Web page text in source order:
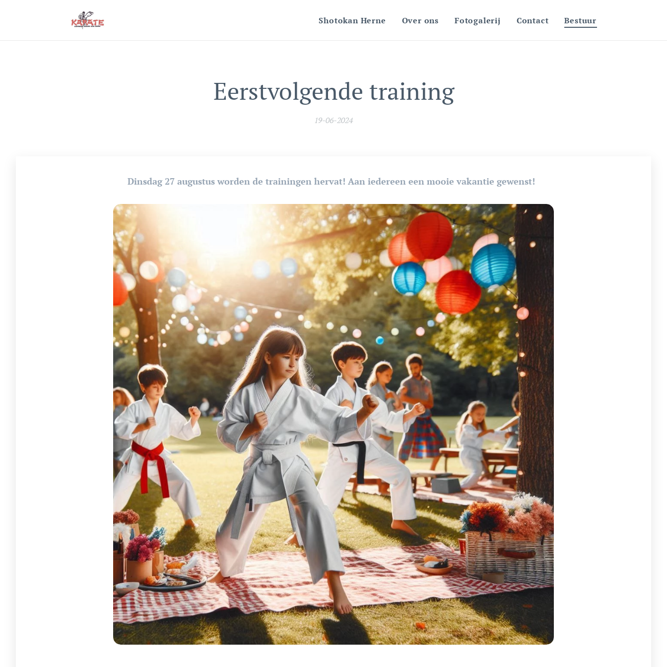
Shotokan Herne Over ons Fotogalerij Contact Bestuur
Eerstvolgende training
19-06-2024
Dinsdag 27 augustus worden de trainingen hervat! Aan iedereen een mooie vakantie gewenst!